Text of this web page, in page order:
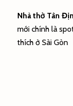
Nhà thờ Tân
mới chính là
thích ở Sài Gòn